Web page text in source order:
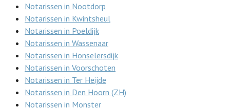
Notarissen in Nootdorp
Notarissen in Kwintsheul
Notarissen in Poeldijk
Notarissen in Wassenaar
Notarissen in Honselersdijk
Notarissen in Voorschoten
Notarissen in Ter Heijde
Notarissen in Den Hoorn (ZH)
Notarissen in Monster